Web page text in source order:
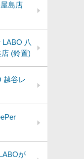
島店
八
(鈴置)
越谷レ
が